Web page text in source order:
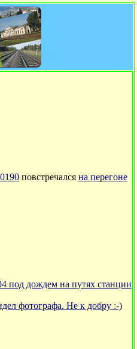
повстречался на перегоне
под дождем на путях станции
фотографа. Не к добру :-)